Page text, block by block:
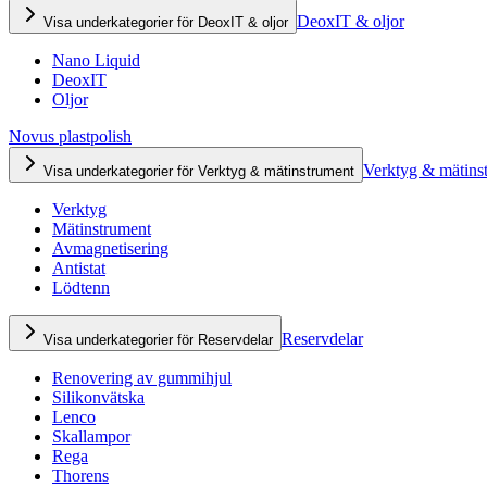
Visa underkategorier för DeoxIT & oljor DeoxIT & oljor
Nano Liquid
DeoxIT
Oljor
Novus plastpolish
Visa underkategorier för Verktyg & mätinstrument Verktyg &
Verktyg
Mätinstrument
Avmagnetisering
Antistat
Lödtenn
Visa underkategorier för Reservdelar Reservdelar
Renovering av gummihjul
Silikonvätska
Lenco
Skallampor
Rega
Thorens